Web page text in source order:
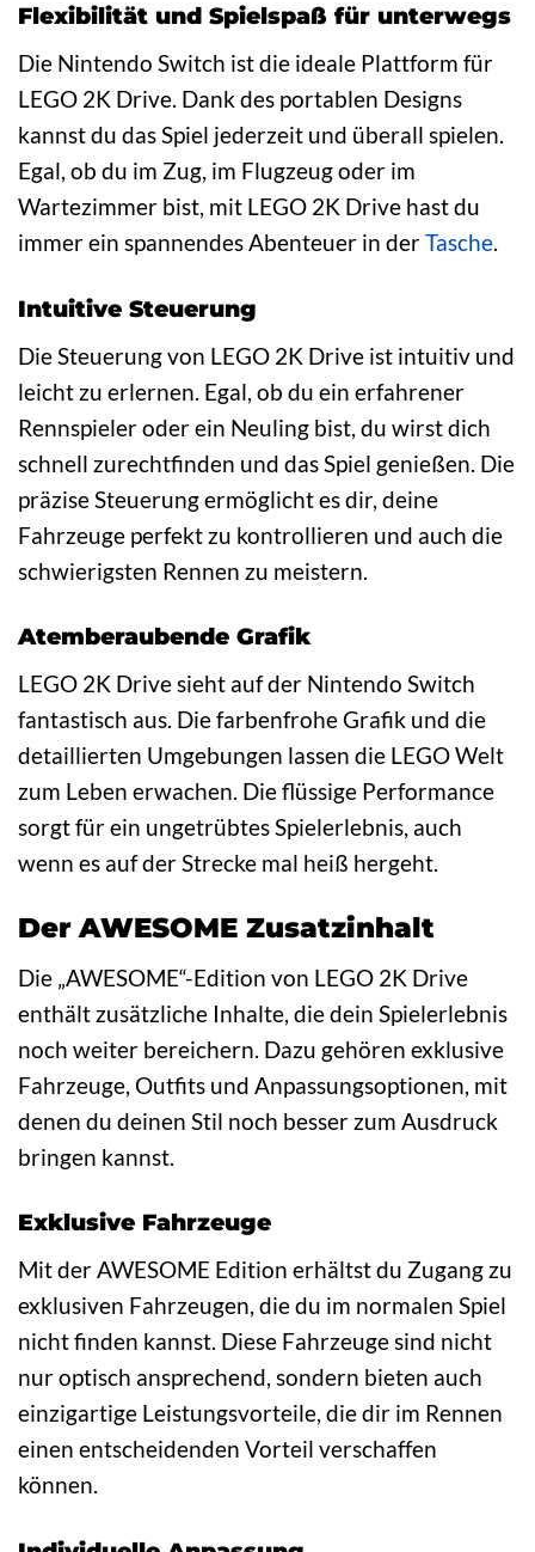
Flexibilität und Spielspaß für unterwegs
Die Nintendo Switch ist die ideale Plattform für
LEGO 2K Drive. Dank des portablen Designs
kannst du das Spiel jederzeit und überall spielen.
Egal, ob du im Zug, im Flugzeug oder im
Wartezimmer bist, mit LEGO 2K Drive hast du
immer ein spannendes Abenteuer in derTasche.
Intuitive Steuerung
Die Steuerung von LEGO 2K Drive ist intuitiv und
leicht zu erlernen. Egal, ob du ein erfahrener
Rennspieler oder ein Neuling bist, du wirst dich
schnell zurechtfinden und das Spiel genießen. Die
präzise Steuerung ermöglicht es dir, deine
Fahrzeuge perfekt zu kontrollieren und auch die
schwierigsten Rennen zu meistern.
Atemberaubende Grafik
LEGO 2K Drive sieht auf der Nintendo Switch
fantastisch aus. Die farbenfrohe Grafik und die
detaillierten Umgebungen lassen die LEGO Welt
zum Leben erwachen. Die flüssige Performance
sorgt für ein ungetrübtes Spielerlebnis, auch
wenn es auf der Strecke mal heiß hergeht.
Der AWESOME Zusatzinhalt
Die „AWESOME“-Edition von LEGO 2K Drive
enthält zusätzliche Inhalte, die dein Spielerlebnis
noch weiter bereichern. Dazu gehören exklusive
Fahrzeuge, Outfits und Anpassungsoptionen, mit
denen du deinen Stil noch besser zum Ausdruck
bringen kannst.
Exklusive Fahrzeuge
Mit der AWESOME Edition erhältst du Zugang zu
exklusiven Fahrzeugen, die du im normalen Spiel
nicht finden kannst. Diese Fahrzeuge sind nicht
nur optisch ansprechend, sondern bieten auch
einzigartige Leistungsvorteile, die dir im Rennen
einen entscheidenden Vorteil verschaffen
können.